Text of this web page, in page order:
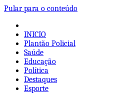
Pular para o conteúdo
INICIO
Plantão Policial
Saúde
Educação
Política
Destaques
Esporte